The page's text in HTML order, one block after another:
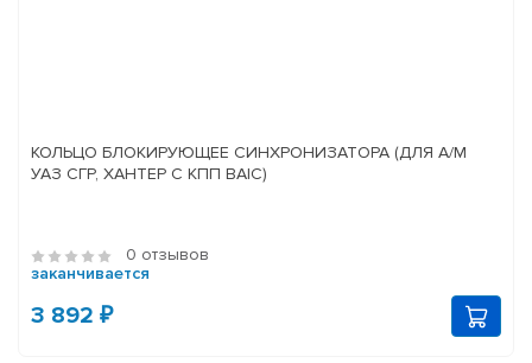
КОЛЬЦО БЛОКИРУЮЩЕЕ СИНХРОНИЗАТОРА (ДЛЯ А/М
УАЗ СГР, ХАНТЕР С КПП BAIC)
0 отзывов
заканчивается
3 892 ₽